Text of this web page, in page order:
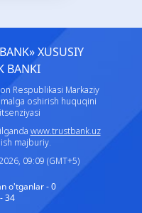
ХUSUSIY
BANKI
Respublikasi Markaziy
oshirish huquqini
www.trustbank.uz
majburiy.
09:09 (GMT+5)
o'tganlar - 0
34